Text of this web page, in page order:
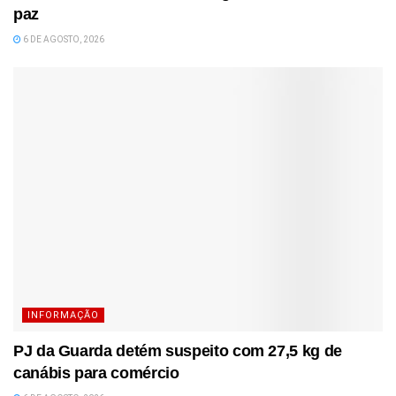
paz
6 DE AGOSTO, 2026
INFORMAÇÃO
PJ da Guarda detém suspeito com 27,5 kg de
canábis para comércio